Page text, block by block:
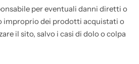
per eventuali danni diretti o
improprio dei prodotti acquistati o
il sito, salvo i casi di dolo o colpa